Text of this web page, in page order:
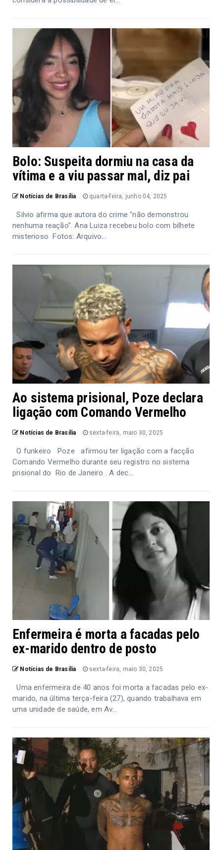
Bolo: Suspeita dormiu na casa da
vítima e a viu passar mal, diz pai
Notícias de Brasília quarta-feira, junho 04, 2025
Silvio afirma que autora do crime "não demonstrou
nenhuma reação". Ana Luiza recebeu bolo com bilhete
misterioso Fotos: Arquivo...
Ao sistema prisional, Poze declara
ligação com Comando Vermelho
Notícias de Brasília sexta-feira, maio 30, 2025
O funkeiro Poze afirmou ter ligação com a facção
Comando Vermelho durante seu registro no sistema
prisional do Rio de Janeiro . A dec...
Enfermeira é morta a facadas pelo
ex-marido dentro de posto
Notícias de Brasília sexta-feira, maio 30, 2025
Uma enfermeira de 40 anos foi morta a facadas pelo ex-
marido, na última terça-feira (27), quando trabalhava em
uma unidade de saúde, em Av...